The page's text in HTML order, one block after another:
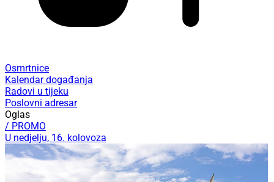
Osmrtnice
Kalendar događanja
Radovi u tijeku
Poslovni adresar
Oglas
/ PROMO
U nedjelju, 16. kolovoza